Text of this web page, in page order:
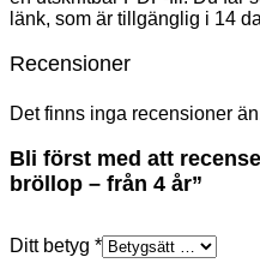
länk, som är tillgänglig i 14
Recensioner
Det finns inga recensioner
Bli först med att
bröllop – från 4 år”
Ditt betyg *